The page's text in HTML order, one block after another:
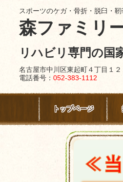
スポーツのケガ・骨折・脱臼・
森ファミリ
リハビリ専門の国
名古屋市中川区東起町４丁目１２
電話番号： 052-383-1112
トップページ